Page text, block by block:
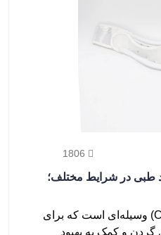
1806
طبی در شرایط مختلف؛
گردنبند طبی (Cervical Collar) وسیله‌ای است که برای
و کمک به بهبود